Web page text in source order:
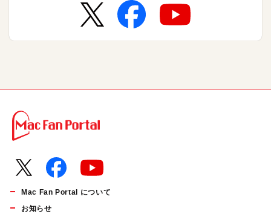
Mac Fan Portal について
お知らせ